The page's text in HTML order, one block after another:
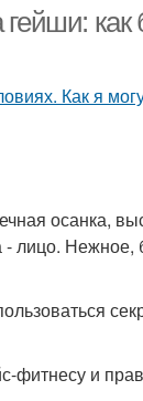
пятна
как
осанка,
лицо. Нежное,
фитнесу и